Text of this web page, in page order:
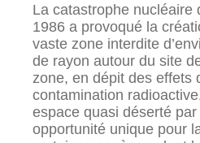
La catastrophe nucléaire
1986 a provoqué la
vaste zone interdite
de rayon autour du site
zone, en dépit des effets
contamination
espace quasi déserté par
opportunité unique pour